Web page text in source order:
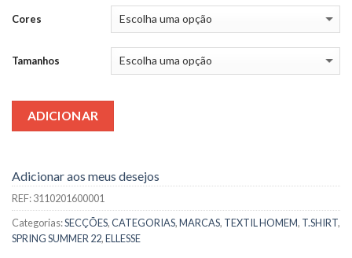
Cores
Tamanhos
ADICIONAR
Adicionar aos meus desejos
REF:3110201600001
Categorias:SECÇÕES,CATEGORIAS,MARCAS, TEXTIL HOMEM, T.SHIRT,
SPRING SUMMER 22,ELLESSE